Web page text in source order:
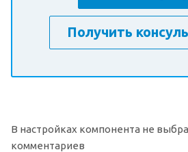
Получить
В настройках компонента не
комментариев